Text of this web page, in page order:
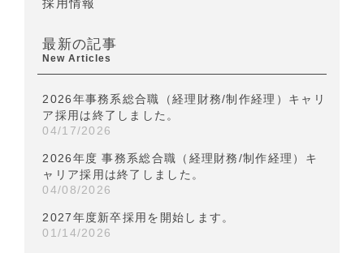
採用情報
最新の記事
New Articles
2026年事務系総合職（経理財務/制作経理）キャリ
ア採用は終了しました。
04/17/2026
2026年度 事務系総合職（経理財務/制作経理）キ
ャリア採用は終了しました。
04/08/2026
2027年度新卒採用を開始します。
01/14/2026